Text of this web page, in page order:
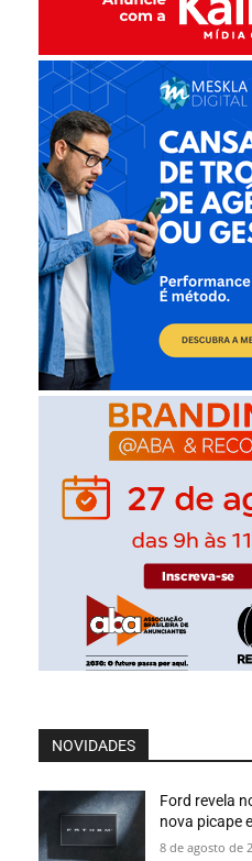
NOVIDADES
Ford revela
nova picape
8 de agosto de